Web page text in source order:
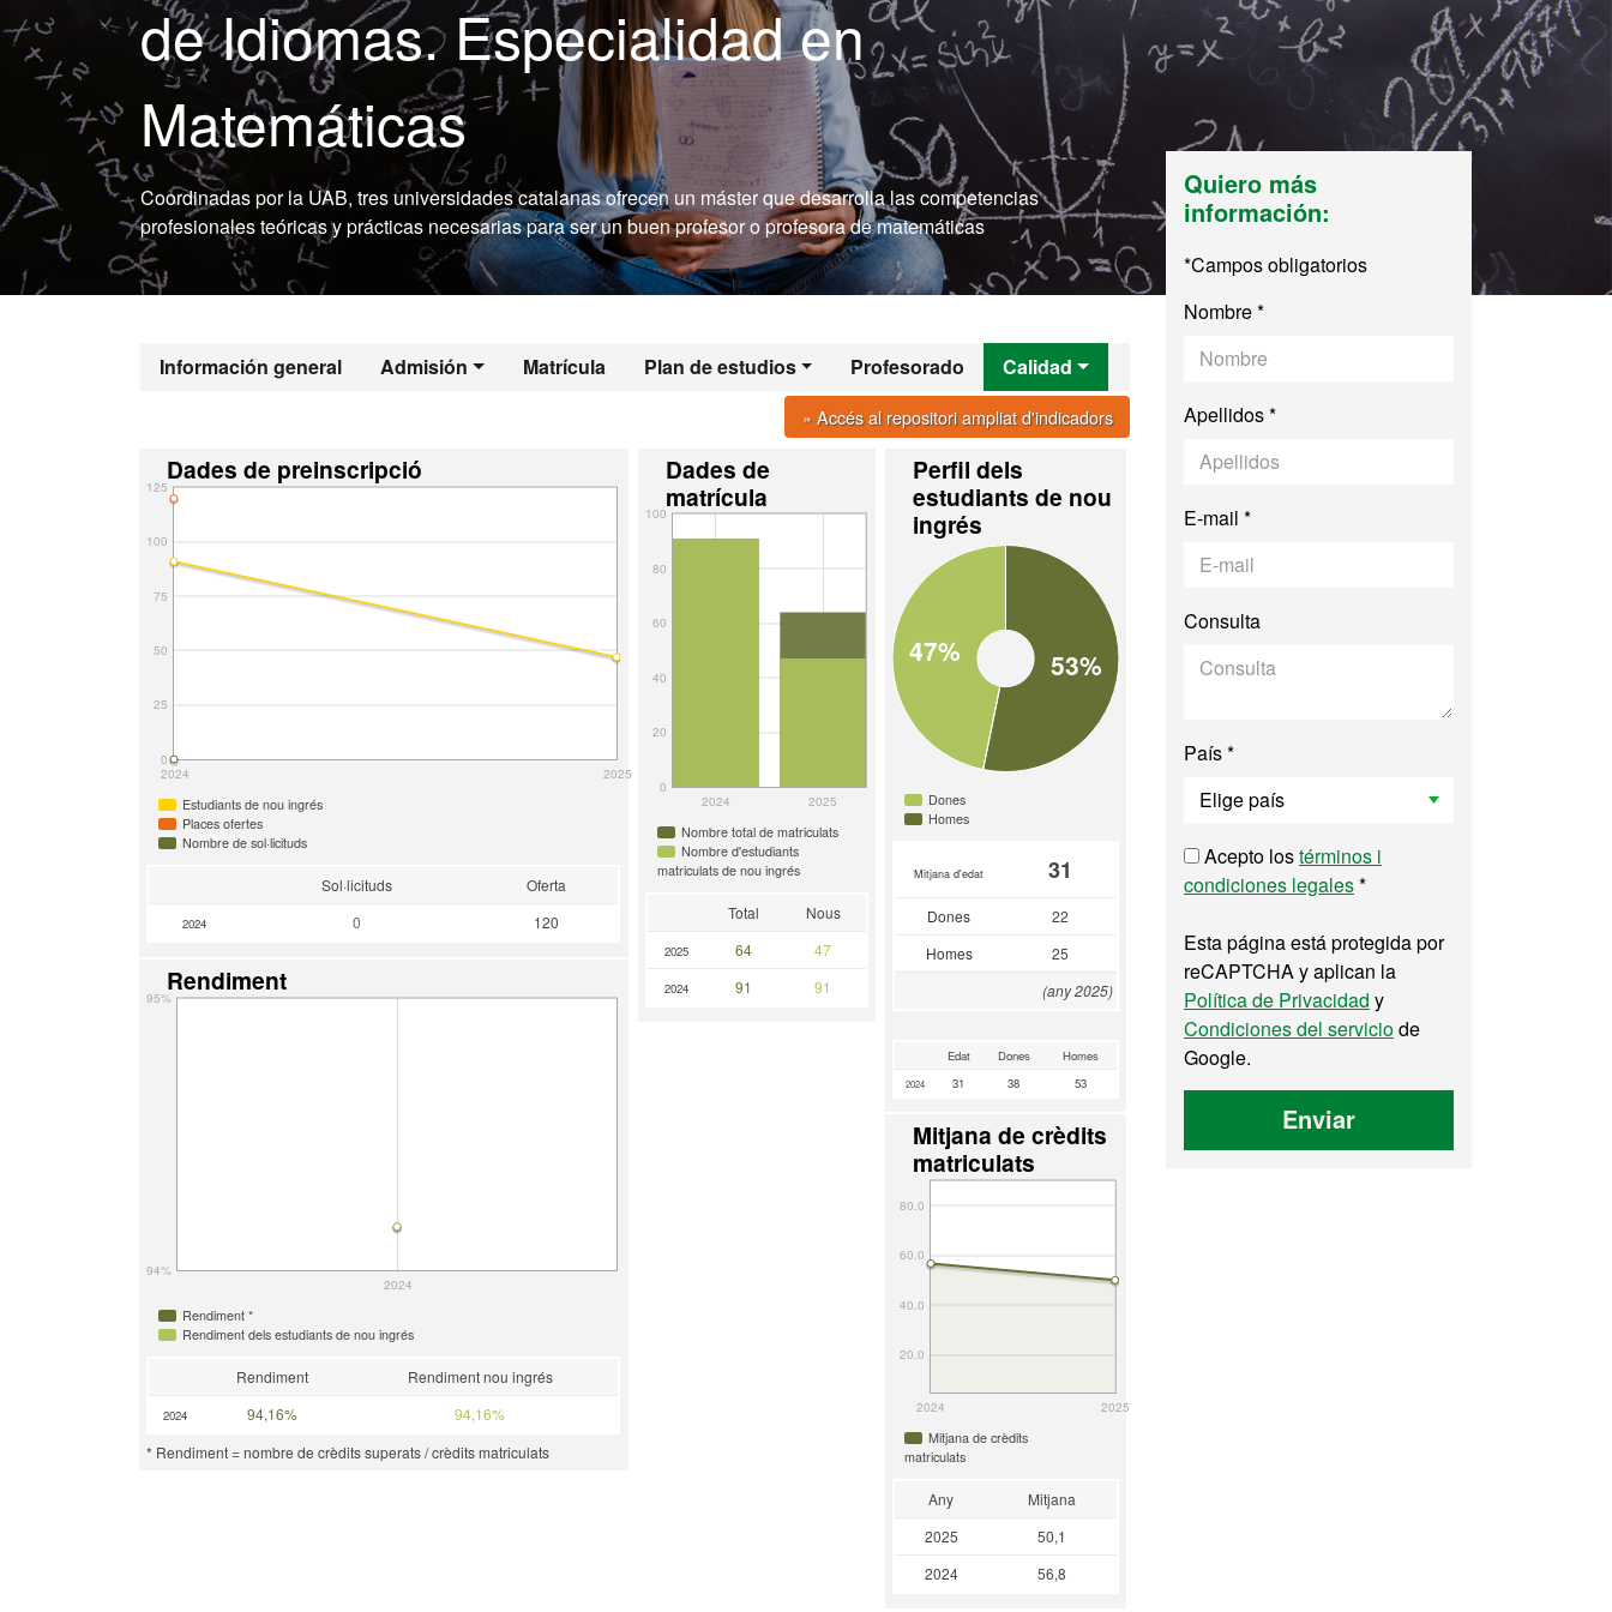
de Idiomas. Especialidad en
Matemáticas
Coordinadas por la UAB, tres universidades catalanas ofrecen un máster que desarrolla las competencias
profesionales teóricas y prácticas necesarias para ser un buen profesor o profesora de matemáticas
Información general Admisión Matrícula Plan de estudios Profesorado Calidad
» Accés al repositori ampliat d'indicadors
Perfil dels
estudiants de nou
ingrés
53%
47%
Dones
Homes
Mitjana d'edat 31
Dones
22
Homes
25
(any 2025)
Edat Dones Homes
2024 31 38 53
Mitjana de crèdits
matriculats
2024 2025
20.0
40.0
60.0
80.0
Mitjana de crèdits
matriculats
Any
Mitjana
2025
50,1
2024
56,8
Dades de
matrícula
2024 2025
0
20
40
60
80
100
Nombre total de matriculats
Nombre d'estudiants
matriculats de nou ingrés
Total Nous
2025 64 47
2024 91 91
Dades de preinscripció
2024 2025
0
25
50
75
100
125
Estudiants de nou ingrés
Places ofertes
Nombre de sol·licituds
Sol·licituds Oferta
2024 0 120
Rendiment
2024
94%
95%
Rendiment *
Rendiment dels estudiants de nou ingrés
Rendiment Rendiment nou ingrés
2024 94,16%
94,16%
* Rendiment = nombre de crèdits superats / crèdits matriculats
Quiero más
información:
*Campos obligatorios
Nombre *
Apellidos *
E-mail *
Consulta
País *
Acepto lostérminos i
condiciones legales*
Esta página está protegida por
reCAPTCHA y aplican la
Política de Privacidad y
Condiciones del serviciode
Google.
Enviar